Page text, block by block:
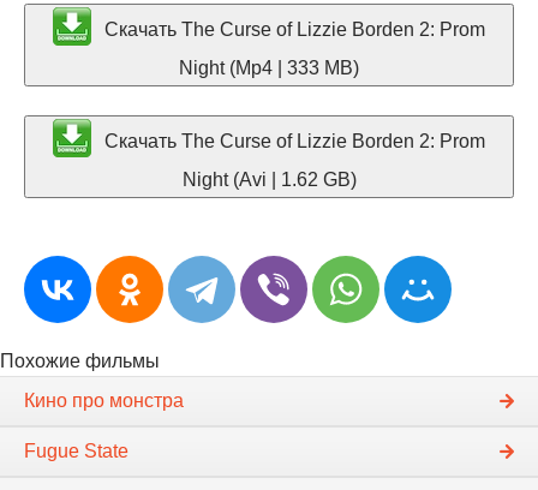
Скачать The Curse of Lizzie Borden 2: Prom
Night (Mp4 | 333 MB)
Скачать The Curse of Lizzie Borden 2: Prom
Night (Avi | 1.62 GB)
Похожие фильмы
Кино про монстра
Fugue State